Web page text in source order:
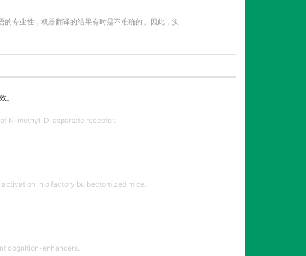
专业性，机器翻译的结果有时是不准确的。因此，实
。
N-methyl-D-aspartate receptor.
in olfactory bulbectomized mice.
cognition-enhancers.